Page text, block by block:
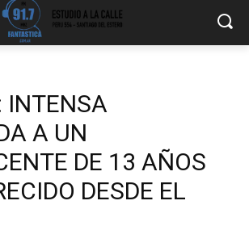
INTENSA
A UN
DE 13 AÑOS
DESDE EL